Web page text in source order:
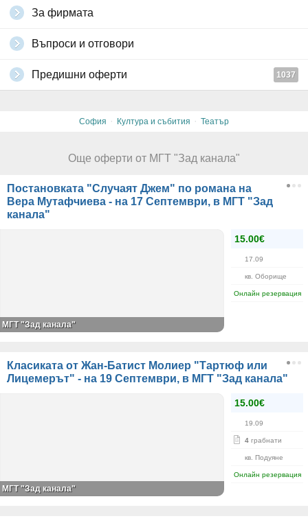
За фирмата
Въпроси и отговори
Предишни оферти 1037
София · Култура и събития · Театър
Още оферти от МГТ "Зад канала"
Постановката "Случаят Джем" по романа на
Вера Мутафчиева - на 17 Септември, в МГТ "Зад
канала"
15.00€
17.09
кв. Оборище
Онлайн резервация
МГТ "Зад канала"
Класиката от Жан-Батист Молиер "Тартюф или
Лицемерът" - на 19 Септември, в МГТ "Зад канала"
15.00€
19.09
4 грабнати
кв. Подуяне
Онлайн резервация
МГТ "Зад канала"